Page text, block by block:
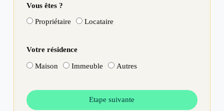
Vous êtes ?
Propriétaire Locataire
Votre résidence
Maison Immeuble Autres
Etape suivante